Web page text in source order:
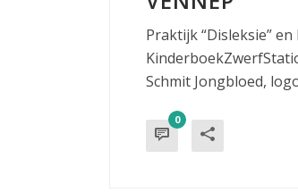
Praktijk “Disleksie”
Schmit Jongbloed,
0